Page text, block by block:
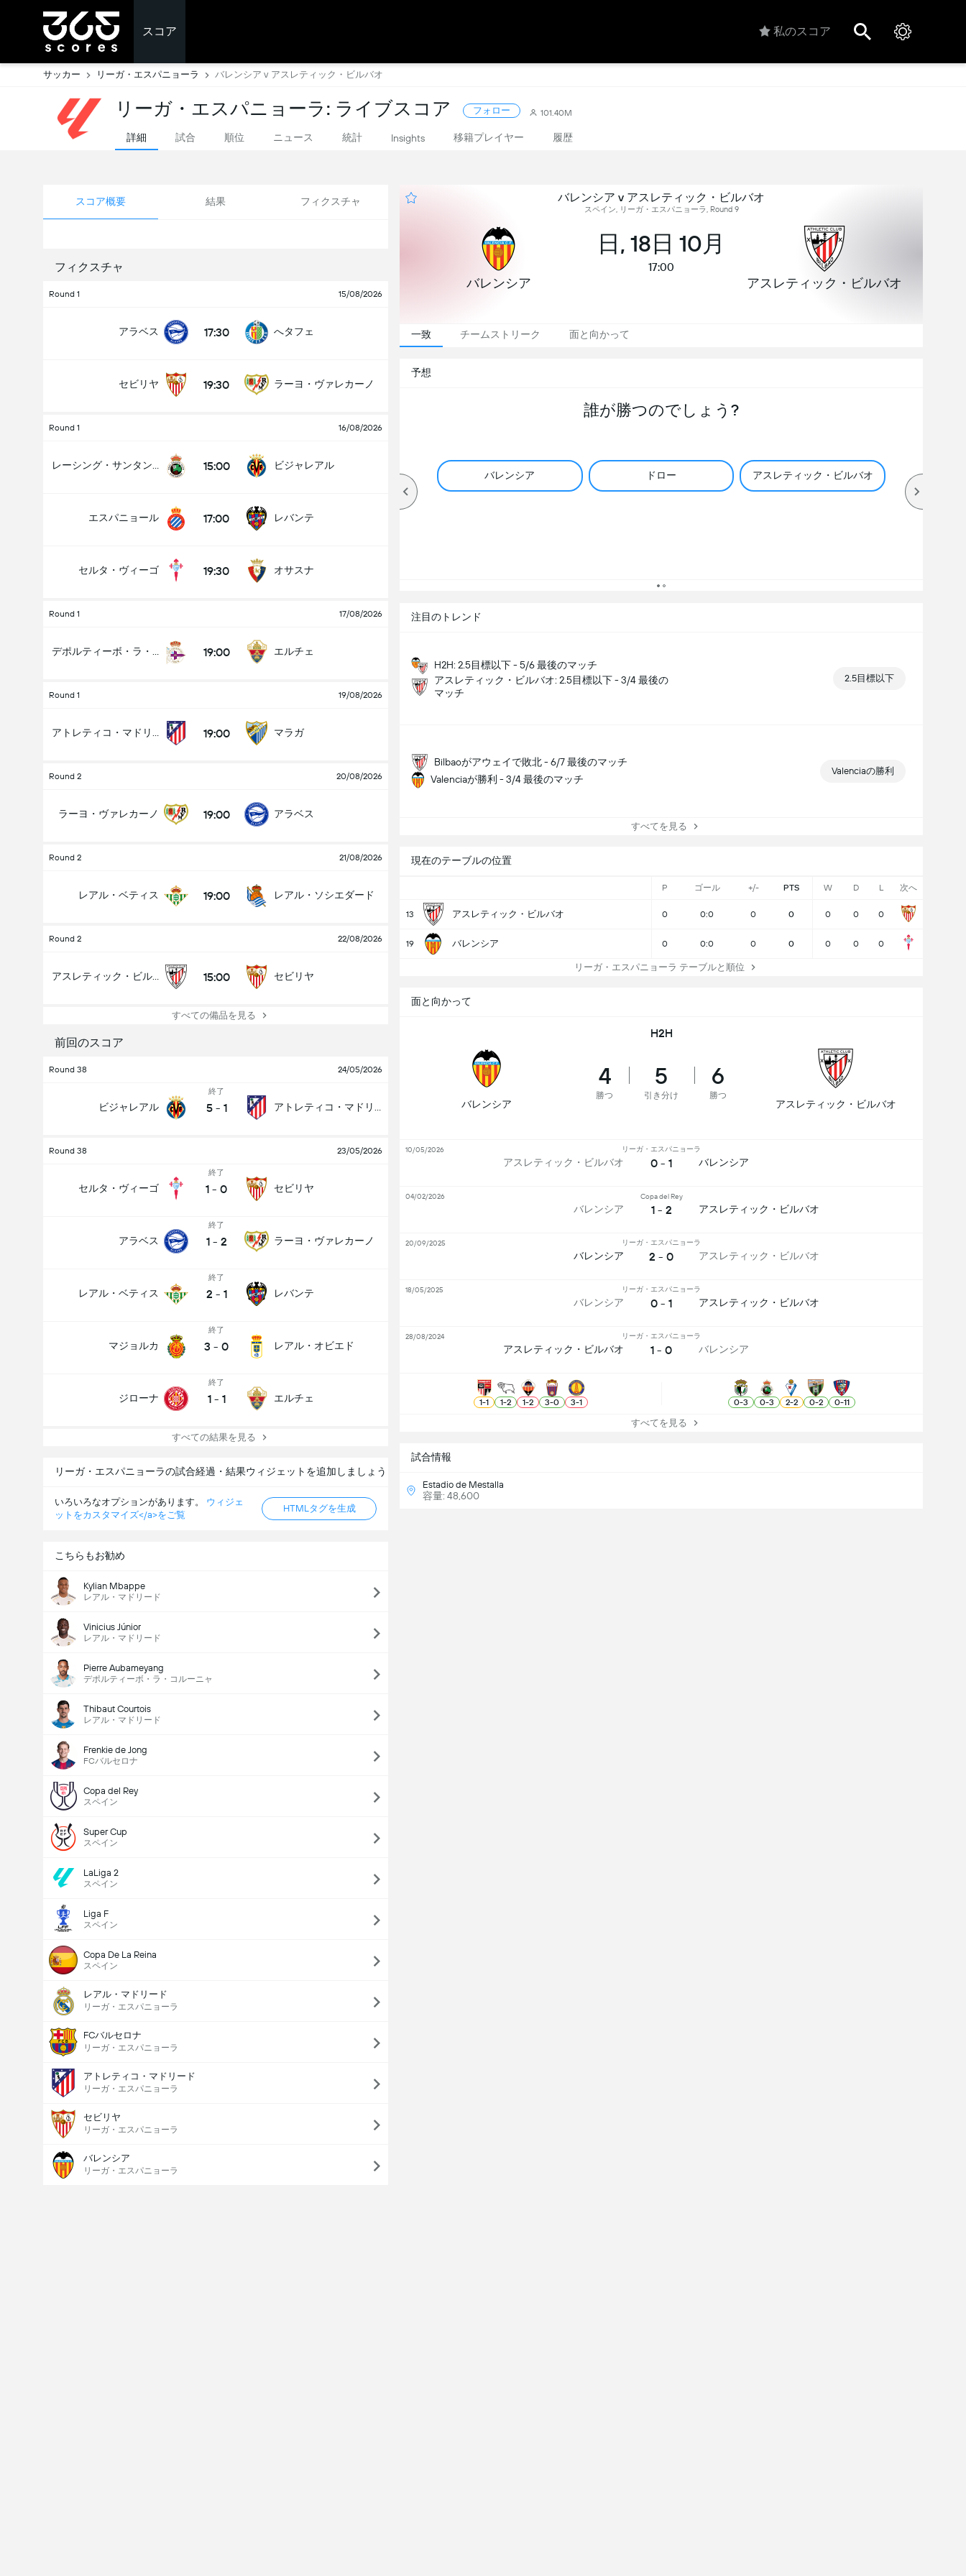
スコア 私のスコア
サッカー リーガ・エスパニョーラ バレンシア v アスレティック・ビルバオ
リーガ・エスパニョーラ: ライブスコア フォロー 101.40M
詳細 試合 順位 ニュース 統計 Insights 移籍プレイヤー 履歴
スコア概要 結果 フィクスチャ
フィクスチャ
Round 1 15/08/2026
アラベス 17:30 へタフェ
セビリヤ 19:30 ラーヨ・ヴァレカーノ
Round 1 16/08/2026
15:00 ビジャレアル
エスパニョール 17:00 レバンテ
セルタ・ヴィーゴ 19:30 オサスナ
Round 1 17/08/2026
19:00 エルチェ
Round 1 19/08/2026
19:00 マラガ
Round 2 20/08/2026
ラーヨ・ヴァレカーノ 19:00 アラベス
Round 2 21/08/2026
レアル・ベティス 19:00 レアル・ソシエダード
Round 2 22/08/2026
15:00 セビリヤ
すべての備品を見る
前回のスコア
Round 38 24/05/2026
ビジャレアル
終了
5 - 1
Round 38 23/05/2026
セルタ・ヴィーゴ
終了
1 - 0 セビリヤ
アラベス
終了
1 - 2 ラーヨ・ヴァレカーノ
レアル・ベティス
終了
2 - 1 レバンテ
マジョルカ
終了
3 - 0 レアル・オビエド
ジローナ
終了
1 - 1 エルチェ
すべての結果を見る
リーガ・エスパニョーラの試合経過・結果ウィジェットを追加しましょう
いろいろなオプションがあります。 ウィジェ
ットをカスタマイズ</a>をご覧
HTMLタグを生成
こちらもお勧め
Kylian Mbappe
レアル・マドリード
Vinicius Júnior
レアル・マドリード
Pierre Aubameyang
デポルティーボ・ラ・コルーニャ
Thibaut Courtois
レアル・マドリード
Frenkie de Jong
FCバルセロナ
Copa del Rey
スペイン
Super Cup
スペイン
LaLiga 2
スペイン
Liga F
スペイン
Copa De La Reina
スペイン
レアル・マドリード
リーガ・エスパニョーラ
FCバルセロナ
リーガ・エスパニョーラ
アトレティコ・マドリード
リーガ・エスパニョーラ
セビリヤ
リーガ・エスパニョーラ
バレンシア
リーガ・エスパニョーラ
バレンシア v アスレティック・ビルバオ
スペイン, リーガ・エスパニョーラ, Round 9
バレンシア
日, 18日 10月
17:00
アスレティック・ビルバオ
一致 チームストリーク 面と向かって
予想
誰が勝つのでしょう?
バレンシア ドロー アスレティック・ビルバオ
注目のトレンド
H2H: 2.5目標以下 - 5/6 最後のマッチ
アスレティック・ビルバオ: 2.5目標以下 - 3/4 最後の
マッチ
2.5目標以下
Bilbaoがアウェイで敗北 - 6/7 最後のマッチ
Valenciaが勝利 - 3/4 最後のマッチ
Valenciaの勝利
すべてを見る
現在のテーブルの位置
P ゴール +/- PTS W D L 次へ
13 アスレティック・ビルバオ 0 0:0 0 0 0 0 0
19 バレンシア 0 0:0 0 0 0 0 0
リーガ・エスパニョーラ テーブルと順位
試合情報
Estadio de Mestalla
容量: 48,600
面と向かって
H2H
バレンシア
4
勝つ
5
引き分け
6
勝つ
アスレティック・ビルバオ
アスレティック・ビルバオ
リーガ・エスパニョーラ
0 - 1 バレンシア
10/05/2026
バレンシア
Copa del Rey
1 - 2 アスレティック・ビルバオ
04/02/2026
バレンシア
リーガ・エスパニョーラ
2 - 0 アスレティック・ビルバオ
20/09/2025
バレンシア
リーガ・エスパニョーラ
0 - 1 アスレティック・ビルバオ
18/05/2025
アスレティック・ビルバオ
リーガ・エスパニョーラ
1 - 0 バレンシア
28/08/2024
1-1 1-2 1-2 3-0 3-1 0-3 0-3 2-2 0-2 0-11
すべてを見る